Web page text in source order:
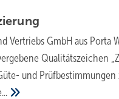
Vertriebs GmbH aus Porta
Qualitätszeichen
und